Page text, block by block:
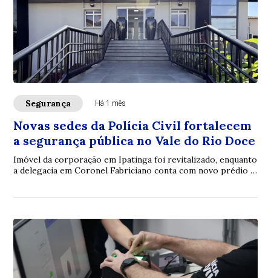
Segurança Há 1 mês
Novas sedes da Polícia Civil fortalecem
a segurança pública no Vale do Rio Doce
Imóvel da corporação em Ipatinga foi revitalizado, enquanto
a delegacia em Coronel Fabriciano conta com novo prédio e